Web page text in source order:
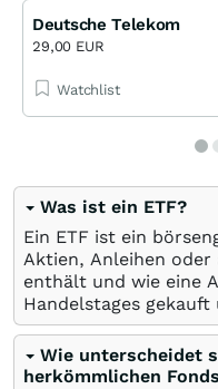
Deutsche Telekom
29,00 EUR
Watchlist
Was ist ein ETF?
Ein ETF ist ein
Aktien, Anleihen oder
enthält und wie eine
Handelstages
Wie unterscheidet
herkömmlichen